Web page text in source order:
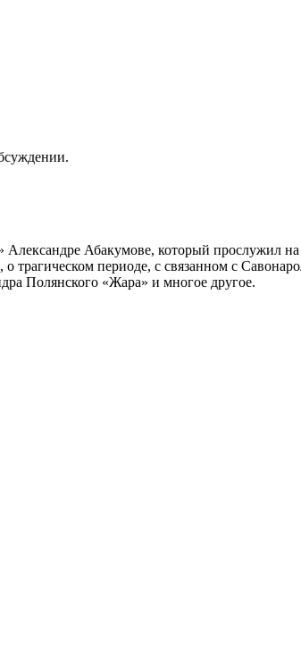
Абакумове, который прослужил на
периоде, с связанном с
Полянского «Жара» и многое другое.